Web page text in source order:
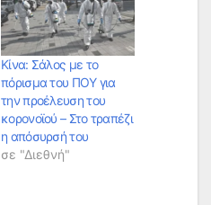
Κίνα: Σάλος με το
πόρισμα του ΠΟΥ για
την προέλευση του
κορονοϊού – Στο τραπέζι
η απόσυρσή του
σε "Διεθνή"